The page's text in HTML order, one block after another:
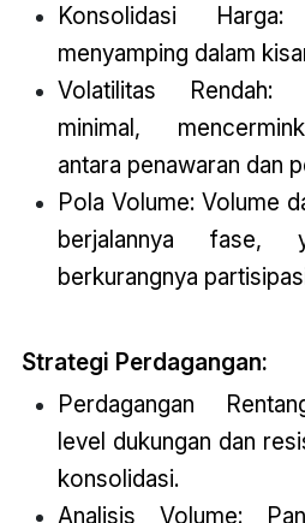
Konsolidasi
menyamping dalam
Volatilitas Rendah:
minimal,
antara penawaran dan
Pola Volume: Volume
berjalannya fase,
berkurangnya
Strategi Perdagangan:
Perdagangan
level dukungan dan
konsolidasi.
Analisis Volume: